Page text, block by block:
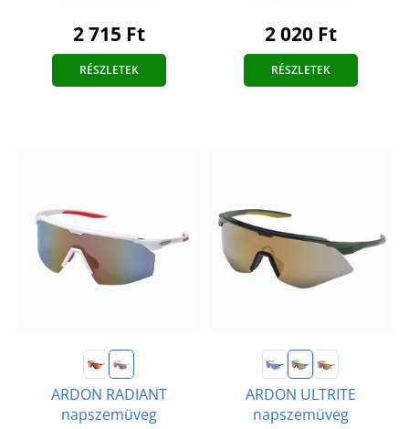
2 715 Ft
RÉSZLETEK
2 020 Ft
RÉSZLETEK
ARDON RADIANT
napszemüveg
ARDON ULTRITE
napszemüveg